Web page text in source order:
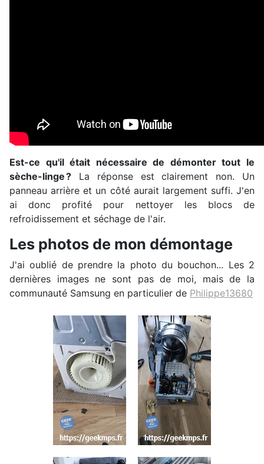
Est-ce qu'il était nécessaire de démonter tout le
sèche-linge ? La réponse est clairement non. Un
panneau arrière et un côté aurait largement suffi. J'en
ai donc profité pour nettoyer les blocs de
refroidissement et séchage de l'air.
Les photos de mon démontage
J'ai oublié de prendre la photo du bouchon... Les 2
dernières images ne sont pas de moi, mais de la
communauté Samsung en particulier de Philippe13680